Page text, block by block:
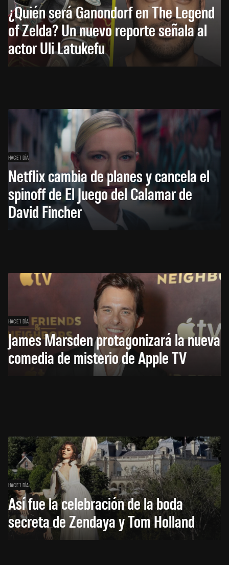
¿Quién será Ganondorf en The Legend
of Zelda? Un nuevo reporte señala al
actor Uli Latukefu
HACE 1 DÍA
Netflix cambia de planes y cancela el
spinoff de El Juego del Calamar de
David Fincher
HACE 1 DÍA
James Marsden protagonizará la nueva
comedia de misterio de Apple TV
HACE 1 DÍA
Así fue la celebración de la boda
secreta de Zendaya y Tom Holland